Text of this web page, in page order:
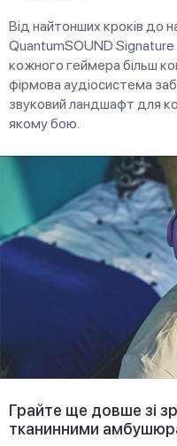
Від найтонших кроків до
QuantumSOUND
кожного геймера більш
фірмова аудіосистема
звуковий ландшафт для
якому бою.
Грайте ще довше зі
тканинними